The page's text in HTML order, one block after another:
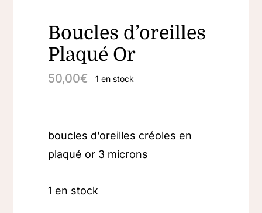
Boucles d’oreilles
Plaqué Or
50,00€ 1 en stock
boucles d’oreilles créoles en
plaqué or 3 microns
1 en stock